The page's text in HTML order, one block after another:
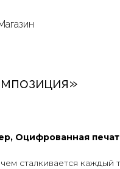
Оцифрованная
сталкивается каждый